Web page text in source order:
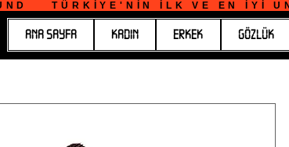
TÜRKİYE'NİN İLK VE EN
ANA SAYFA KADIN ERKEK GÖZLÜK